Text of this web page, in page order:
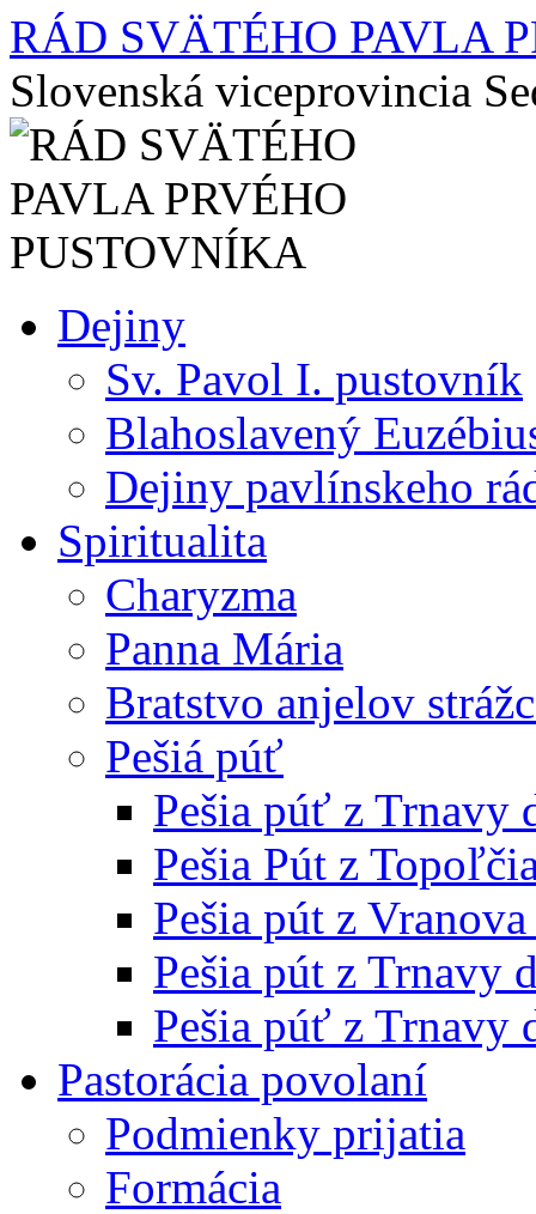
RÁD SVÄTÉHO PAVLA
Slovenská viceprovincia
Preskočiť
na
Dejiny
Sv. Pavol I. pustovník
Blahoslavený
Dejiny pavlínskeho
Spiritualita
Charyzma
Panna Mária
Bratstvo anjelov
Pešiá púť
Pešia púť z Trnavy
Pešia Pút z
Pešia pút z
Pešia pút z Trnavy
Pešia púť z Trnavy
Pastorácia povolaní
Podmienky prijatia
Formácia